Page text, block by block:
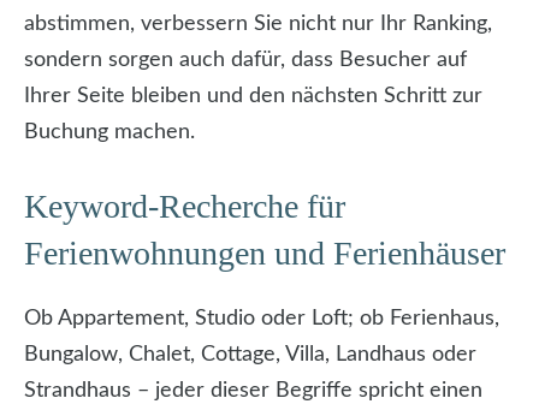
abstimmen, verbessern Sie nicht nur Ihr Ranking,
sondern sorgen auch dafür, dass Besucher auf
Ihrer Seite bleiben und den nächsten Schritt zur
Buchung machen.
Keyword-Recherche für
Ferienwohnungen und Ferienhäuser
Ob Appartement, Studio oder Loft; ob Ferienhaus,
Bungalow, Chalet, Cottage, Villa, Landhaus oder
Strandhaus – jeder dieser Begriffe spricht einen